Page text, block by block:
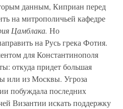
данным, Киприан перед
на митрополичьей кафедре
Цамблака. Но
на Русь грека Фотия.
для Константинополя
откуда придет большая
или из Москвы. Угроза
побуждала последних
Византии искать поддержку